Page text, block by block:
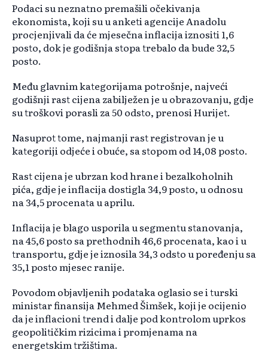
Podaci su neznatno premašili očekivanja
ekonomista, koji su u anketi agencije Anadolu
procjenjivali da će mjesečna inflacija iznositi 1,6
posto, dok je godišnja stopa trebalo da bude 32,5
posto.
Među glavnim kategorijama potrošnje, najveći
godišnji rast cijena zabilježen je u obrazovanju, gdje
su troškovi porasli za 50 odsto, prenosi Hurijet.
Nasuprot tome, najmanji rast registrovan je u
kategoriji odjeće i obuće, sa stopom od 14,08 posto.
Rast cijena je ubrzan kod hrane i bezalkoholnih
pića, gdje je inflacija dostigla 34,9 posto, u odnosu
na 34,5 procenata u aprilu.
Inflacija je blago usporila u segmentu stanovanja,
na 45,6 posto sa prethodnih 46,6 procenata, kao i u
transportu, gdje je iznosila 34,3 odsto u poređenju sa
35,1 posto mjesec ranije.
Povodom objavljenih podataka oglasio se i turski
ministar finansija Mehmed Šimšek, koji je ocijenio
da je inflacioni trend i dalje pod kontrolom uprkos
geopolitičkim rizicima i promjenama na
energetskim tržištima.